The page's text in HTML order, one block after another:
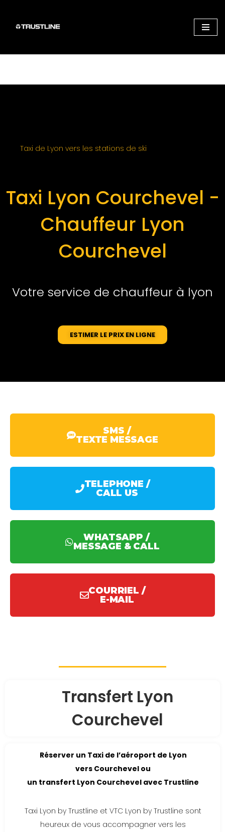
Aller
Taxi de Lyon vers les stations de ski
Taxi Lyon Courchevel -
Chauffeur Lyon
Courchevel
Votre service de chauffeur à lyon
ESTIMER LE PRIX EN LIGNE
SMS /
TEXTE MESSAGE
TELEPHONE /
CALL US
WHATSAPP /
MESSAGE & CALL
COURRIEL /
E-MAIL
Transfert Lyon
Courchevel
Réserver un Taxi de l’aéroport de Lyon
vers Courchevel ou
un transfert Lyon Courchevel avec Trustline
Taxi Lyon by Trustline et VTC Lyon by Trustline sont
heureux de vous accompagner vers les